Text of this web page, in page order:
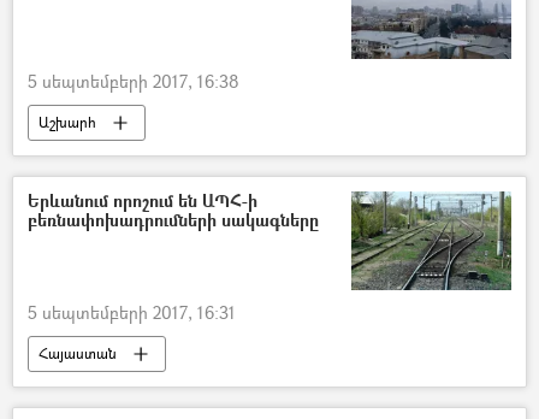
5 սեպտեմբերի 2017, 16:38
Աշխարհ
Երևանում որոշում են ԱՊՀ-ի
բեռնափոխադրումների սակագները
5 սեպտեմբերի 2017, 16:31
Հայաստան